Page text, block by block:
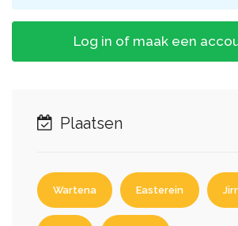
Log in of maak een
Plaatsen
Wartena Easterein